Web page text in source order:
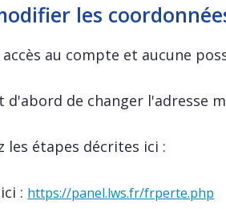
les
accès au compte et aucune
d'abord de changer l'adresse
les étapes décrites ici :
: https://panel.lws.fr/frperte.php